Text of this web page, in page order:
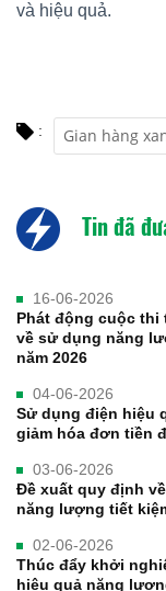
và hiệu quả.
: Gian hàng
Tin đã
16-06-2026
Phát động cuộc
về sử dụng năng
năm 2026
04-06-2026
Sử dụng điện hiệu
giảm hóa đơn tiền
03-06-2026
Đề xuất quy định
năng lượng tiết
02-06-2026
Thúc đẩy khởi
hiệu quả năng